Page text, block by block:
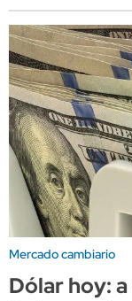
Mercado cambiario
Dólar hoy: